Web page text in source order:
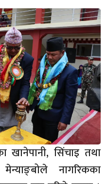
खानेपानी, सिंचाइ तथा
नागरिकका